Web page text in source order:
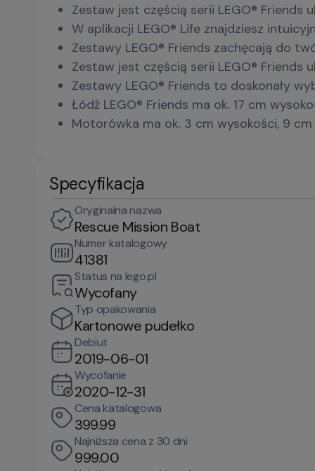
Zestaw jest częścią serii LEGO® Friends
W aplikacji LEGO® Life znajdziesz
Zestawy LEGO® Friends zachęcają do
Zestaw jest częścią serii LEGO® Friends
Zestawy LEGO® Friends to doskonały
Łódź LEGO® Friends ma ok. 17 cm
Motorówka ma ok. 3 cm wysokości, 9
Specyfikacja
Oryginalna nazwa
Rescue Mission Boat
Numer katalogowy
41381
Status na lego.pl
Wycofany
Typ opakowania
Kartonowe pudełko
Debiut
2019-06-01
Wycofanie
2020-12-31
Cena katalogowa
399.99
Najniższa cena z 30 dni
999.00